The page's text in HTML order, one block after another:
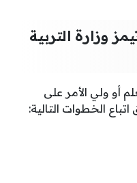
وزارة التربية
أو ولي الأمر على
الخطوات التالية: